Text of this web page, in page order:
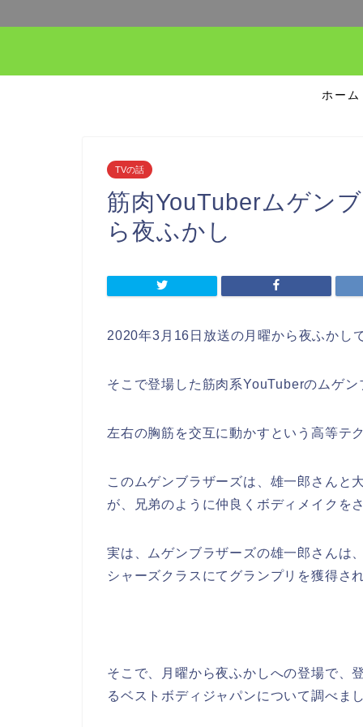
ホーム
TVの話
筋肉YouTuberムゲン
ら夜ふかし
2020年3月16日放送の月曜から夜ふかし
そこで登場した筋肉系YouTuberのムゲ
左右の胸筋を交互に動かすという高等テ
このムゲンブラザーズは、雄一郎さんと
が、兄弟のように仲良くボディメイクを
実は、ムゲンブラザーズの雄一郎さんは
シャーズクラスにてグランプリを獲得さ
そこで、月曜から夜ふかしへの登場で、
るベストボディジャパンについて調べま